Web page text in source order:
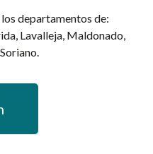
departamentos de:
Lavalleja, Maldonado,